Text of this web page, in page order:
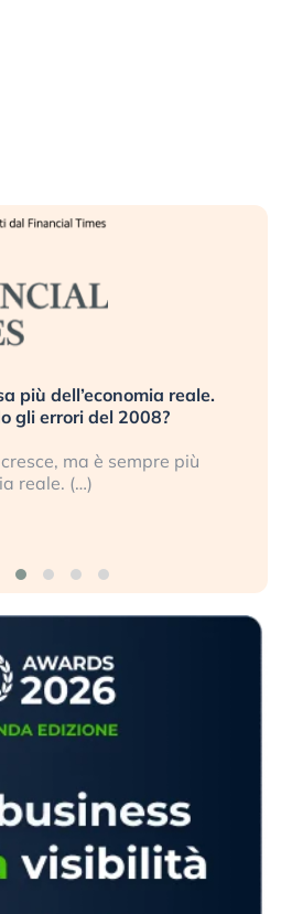
più dell’economia reale.
gli errori del 2008?
ma è sempre più
reale. (…)